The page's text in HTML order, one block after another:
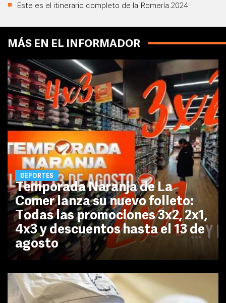
Este es el itinerario completo de la Romería 2024
MÁS EN EL INFORMADOR
DEPORTES
Temporada Naranja de La
Comer lanza su nuevo folleto:
Todas las promociones 3x2, 2x1,
4x3 y descuentos hasta el 13 de
agosto